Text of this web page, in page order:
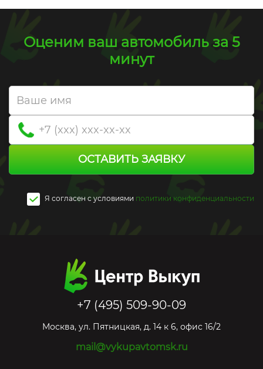
Оценим ваш автомобиль за 5
минут
ОСТАВИТЬ ЗАЯВКУ
Я согласен c условиями политики конфиденциальности
+7 (495) 509-90-09
Москва, ул. Пятницкая, д. 14 к 6, офис 16/2
mail@vykupavtomsk.ru